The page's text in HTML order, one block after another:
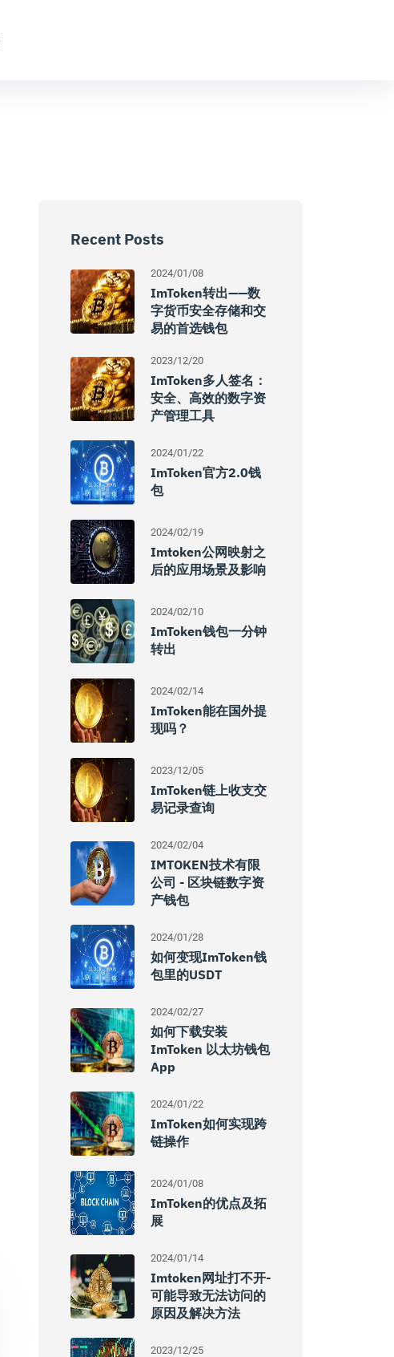
Recent Posts
2024/01/08
ImToken转出——数
字货币安全存储和交
易的首选钱包
2023/12/20
ImToken多人签名：
安全、高效的数字资
产管理工具
2024/01/22
ImToken官方2.0钱
包
2024/02/19
Imtoken公网映射之
后的应用场景及影响
2024/02/10
ImToken钱包一分钟
转出
2024/02/14
ImToken能在国外提
现吗？
2023/12/05
ImToken链上收支交
易记录查询
2024/02/04
IMTOKEN技术有限
公司 - 区块链数字资
产钱包
2024/01/28
如何变现imToken钱
包里的USDT
2024/02/27
如何下载安装
ImToken 以太坊钱包
App
2024/01/22
ImToken如何实现跨
链操作
2024/01/08
ImToken的优点及拓
展
2024/01/14
Imtoken网址打不开-
可能导致无法访问的
原因及解决方法
2023/12/25